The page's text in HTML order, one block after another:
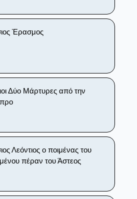
Έρασμος
Δύο Μάρτυρες από την
Λεόντιος ο ποιμένας του
πέραν του Άστεος